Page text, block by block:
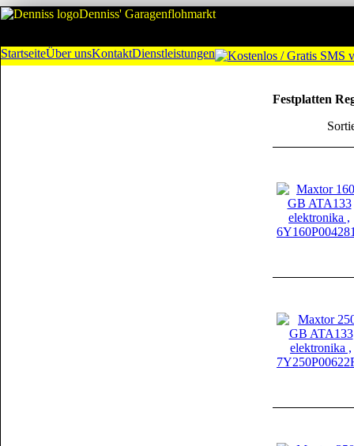
Denniss' Garagenflohmarkt
StartseiteÜber unsKontaktDienstleistungen
Festplatten